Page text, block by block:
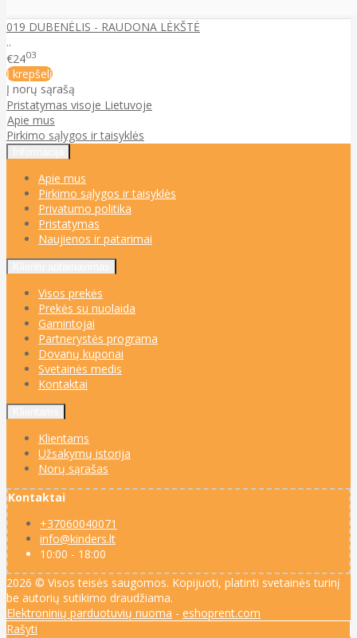
019 DUBENĖLIS - RAUDONA LĖKŠTĖ
..
€2403
Į krepšelį
Į norų sąrašą
Pristatymas visoje Lietuvoje
Apie mus
Pirkimo sąlygos ir taisyklės
Apie mus
Pirkimo sąlygos ir taisyklės
Privatumo politika
Pristatymas
Naujienos ir patarimai
Visos prekės
Prekės su nuolaida
Gamintojai
Partnerystės programa
Dovanų kuponai
Svetainės medis
Kontaktai
Klientams
Užsakymų istorija
Norų sąrašas
Kontaktai
+37060040071
info@kinders.lt
10:00 - 18:00
2026 © Visos teisės saugomos. Kopijuoti, platinti svetainės turinį
be autorių sutikimo draudžiama.
Elektroninių parduotuvių nuoma - eshoprent.com
Rašyti